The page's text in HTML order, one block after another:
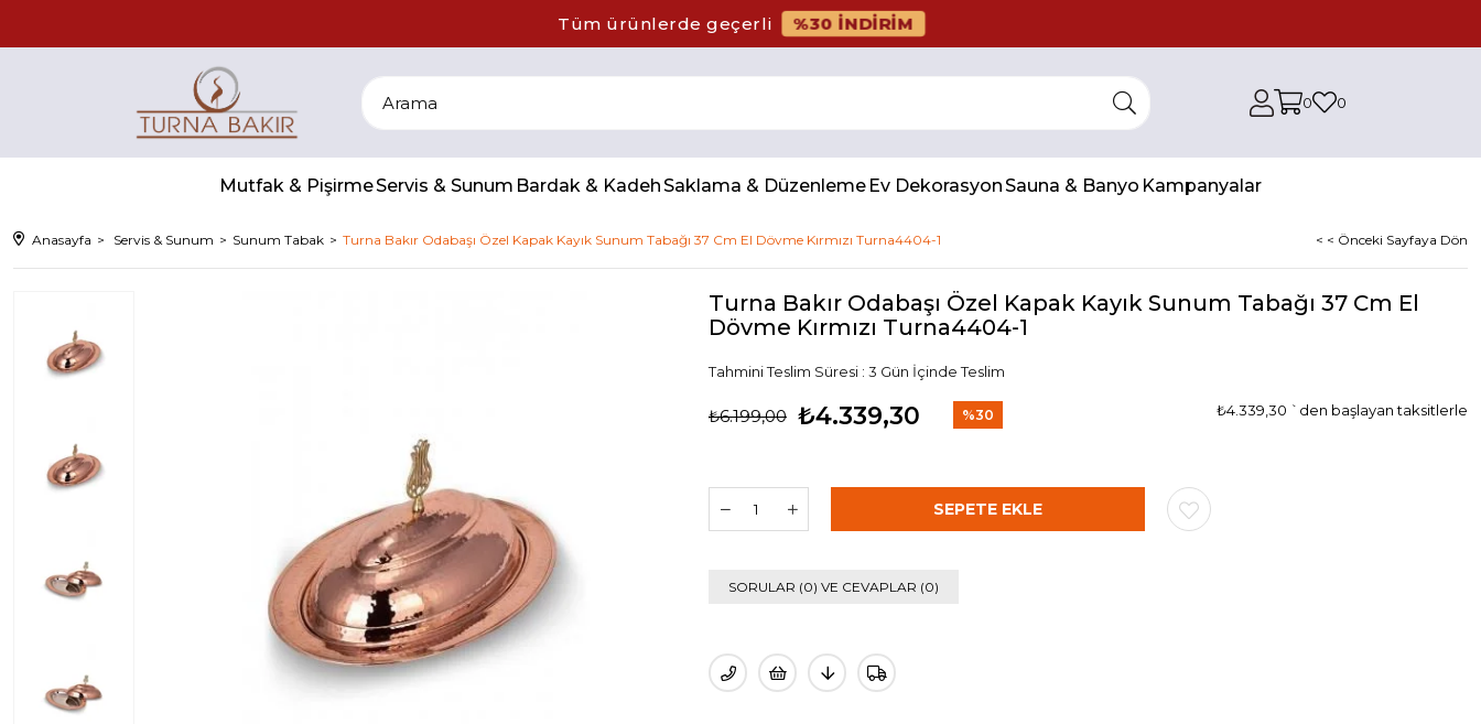
Tüm ürünlerde geçerli %30 İNDİRİM
0 0
Mutfak & PişirmeServis & Sunum Bardak & KadehSaklama & Düzenleme Ev DekorasyonSauna & Banyo Kampanyalar
Anasayfa Servis & Sunum Sunum Tabak Turna Bakır Odabaşı Özel Kapak Kayık Sunum Tabağı 37 Cm El Dövme Kırmızı Turna4404-1 < < Önceki Sayfaya Dön
Turna Bakır Odabaşı Özel Kapak Kayık Sunum Tabağı 37 Cm El
Dövme Kırmızı Turna4404-1
Tahmini Teslim Süresi : 3 Gün İçinde Teslim
₺6.199,00 ₺4.339,30 %30
₺4.339,30 `den başlayan taksitlerle
SORULAR (0) VE CEVAPLAR (0)